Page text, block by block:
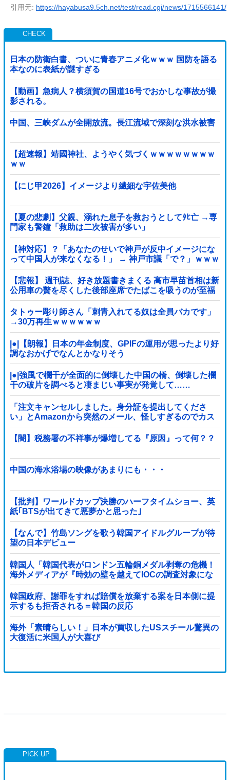
引用元: https://hayabusa9.5ch.net/test/read.cgi/news/1715566141/
日本の防衛白書、ついに青春アニメ化ｗｗｗ 国防を語る
本なのに表紙が謎すぎる
【動画】急病人？横須賀の国道16号でおかしな事故が撮
影される。
中国、三峡ダムが全開放流。長江流域で深刻な洪水被害
【超速報】靖國神社、ようやく気づくｗｗｗｗｗｗｗｗ
ｗｗ
【にじ甲2026】イメージより繊細な宇佐美他
【夏の悲劇】父親、溺れた息子を救おうとしてﾀﾋ亡 →専
門家も警鐘「救助は二次被害が多い」
【神対応】？「あなたのせいで神戸が反中イメージにな
って中国人が来なくなる！」 → 神戸市議「で？」ｗｗｗ
ｗｗｗｗｗｗｗｗｗｗｗｗ
【悲報】 週刊誌、好き放題書きまくる 高市早苗首相は新
公用車の贅を尽くした後部座席でたばこを吸うのが至福
の時間「どんどん延びる乗車時間」
タトゥー彫り師さん「刺青入れてる奴は全員バカです」
→30万再生ｗｗｗｗｗｗ
|●|【朗報】日本の年金制度、GPIFの運用が思ったより好
調なおかげでなんとかなりそう
|●|強風で欄干が全面的に倒壊した中国の橋、倒壊した欄
干の破片を調べると凄まじい事実が発覚して……
「注文キャンセルしました。身分証を提出してくださ
い」とAmazonから突然のメール、怪しすぎるのでカス
タマーに確認したら……
【闇】税務署の不祥事が爆増してる『原因』って何？？
中国の海水浴場の映像があまりにも・・・
【批判】ワールドカップ決勝のハーフタイムショー、英
紙｢BTSが出てきて悪夢かと思った｣
【なんで】竹島ソングを歌う韓国アイドルグループが待
望の日本デビュー
韓国人「韓国代表がロンドン五輪銅メダル剥奪の危機！
海外メディアが『時効の壁を越えてIOCの調査対象にな
り得る』と報道！」
韓国政府、謝罪をすれば賠償を放棄する案を日本側に提
示するも拒否される＝韓国の反応
海外「素晴らしい！」日本が買収したUSスチール驚異の
大復活に米国人が大喜び